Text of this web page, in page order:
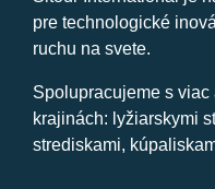
pre technologické
ruchu na svete.
Spolupracujeme s
krajinách: lyžiarskymi
strediskami,